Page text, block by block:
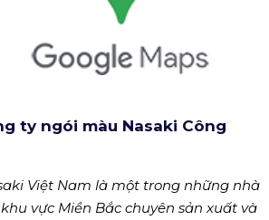
ty ngói màu Nasaki Công
Việt Nam là một trong những nhà
vực Miền Bắc chuyên sản xuất và